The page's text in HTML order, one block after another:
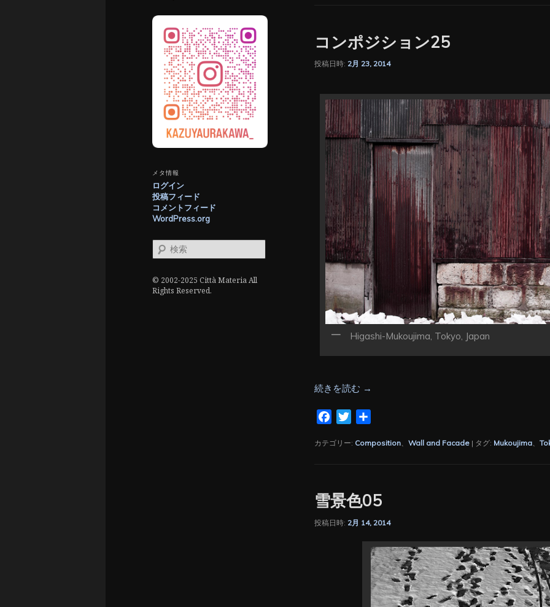
コンポジション25
投稿日時: 2月 23, 2014
Higashi-Mukoujima, Tokyo, Japan
続きを読む →
FacebookTwitter
カテゴリー: Composition、 Wall and Facade | タグ: Mukoujima、
雪景色05
投稿日時: 2月 14, 2014
メタ情報
ログイン
投稿フィード
コメントフィード
WordPress.org
索
© 2002-2025 Città Materia All
Rights Reserved.